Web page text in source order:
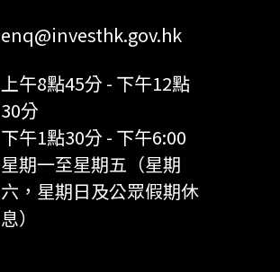
enq@investhk.gov.hk
上午8點45分 - 下午12點
30分
下午1點30分 - 下午6:00
星期一至星期五（星期
六，星期日及公眾假期休
息）